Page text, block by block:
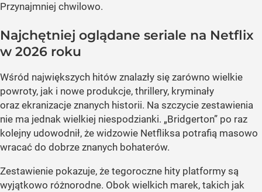
Przynajmniej chwilowo.
Najchętniej oglądane seriale na Netflix
w 2026 roku
Wśród największych hitów znalazły się zarówno wielkie
powroty, jak i nowe produkcje, thrillery, kryminały
oraz ekranizacje znanych historii. Na szczycie zestawienia
nie ma jednak wielkiej niespodzianki. „Bridgerton” po raz
kolejny udowodnił, że widzowie Netfliksa potrafią masowo
wracać do dobrze znanych bohaterów.
Zestawienie pokazuje, że tegoroczne hity platformy są
wyjątkowo różnorodne. Obok wielkich marek, takich jak